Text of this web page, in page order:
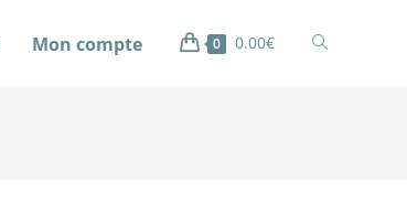
Mon compte 0 0.00€